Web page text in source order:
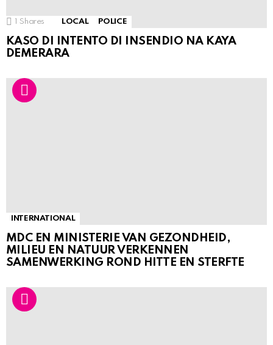
Shares LOCAL POLICE
KASO DI INTENTO DI INSENDIO NA KAYA
DEMERARA
INTERNATIONAL
MDC EN MINISTERIE VAN GEZONDHEID,
MILIEU EN NATUUR VERKENNEN
SAMENWERKING ROND HITTE EN STERFTE